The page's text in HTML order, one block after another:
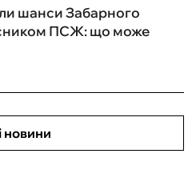
шанси Забарного
ПСЖ: що може
новини